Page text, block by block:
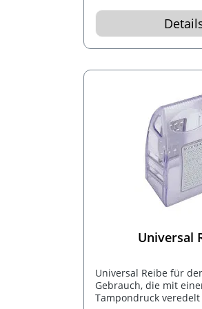
Universal
Universal Reibe für
Gebrauch, die mit
Tampondruck